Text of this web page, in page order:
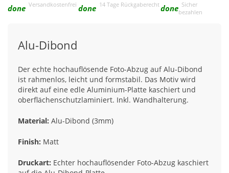
done Versandkostenfrei done 14 Tage Rückgaberechtdone Sicher
bezahlen
Alu-Dibond
Der echte hochauflösende Foto-Abzug auf Alu-Dibond
ist rahmenlos, leicht und formstabil. Das Motiv wird
direkt auf eine edle Aluminium-Platte kaschiert und
oberflächenschutzlaminiert. Inkl. Wandhalterung.
Material: Alu-Dibond (3mm)
Finish: Matt
Druckart: Echter hochauflösender Foto-Abzug kaschiert